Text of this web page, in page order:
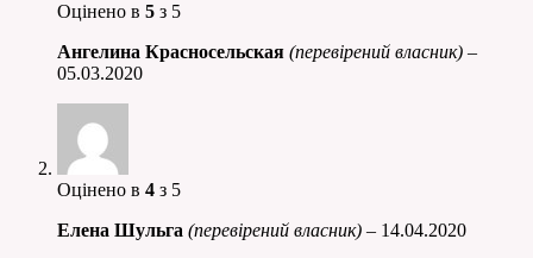
Оцінено в 5 з 5
Ангелина Красносельская (перевірений власник) –
05.03.2020
Оцінено в 4 з 5
Елена Шульга (перевірений власник) – 14.04.2020